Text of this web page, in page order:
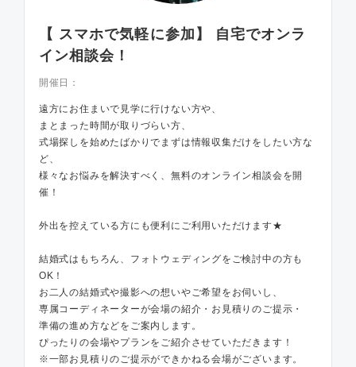
【 スマホで気軽に参加】 自宅でオンラ
イン相談会！
開催日：
遠方にお住まいで見学に行けない方や、
まとまった時間が取りづらい方、
式場探しを始めたばかりでまずは情報収集だけをしたい方な
ど、
様々なお悩みを解決すべく、無料のオンライン相談会を開
催！
外出を控えている方にも便利にご利用いただけます★
結婚式はもちろん、フォトウェディングをご検討中の方も
OK！
お二人の結婚式や撮影への想いやご希望をお伺いし、
専属コーディネーターが会場の紹介・お見積りのご提示・
準備の進め方などをご案内します。
ぴったりの会場やプランをご紹介させていただきます！
※一部お見積りのご提示ができかねる会場がございます。